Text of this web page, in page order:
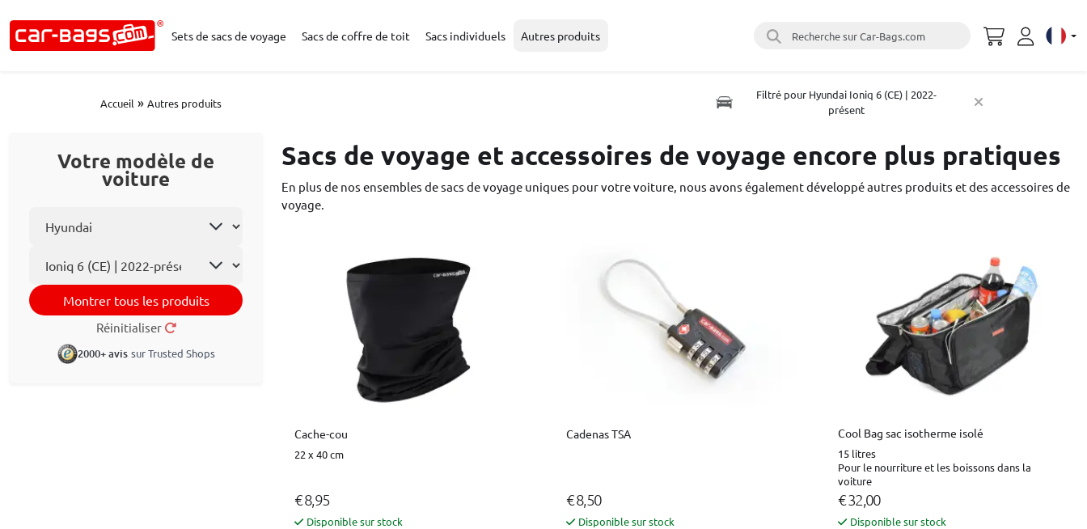
Sets de sacs de voyage Sacs de coffre de toit Sacs individuels Autres produits Recherche sur Car-Bags.com Select
Accueil » Autres produits
Filtré pour Hyundai Ioniq 6 (CE) | 2022-
présent
Votre modèle de
voiture
Montrer tous les produits
Réinitialiser
2000+ avis sur Trusted Shops
Sacs de voyage et accessoires de voyage encore plus pratiques
En plus de nos ensembles de sacs de voyage uniques pour votre voiture, nous avons également développé autres produits et des accessoires de
voyage.
Cache-cou
22 x 40 cm
€ 8,95
Disponible sur stock
Cadenas TSA
€ 8,50
Disponible sur stock
Cool Bag sac isotherme isolé
15 litres
Pour le nourriture et les boissons dans la
voiture
€ 32,00
Disponible sur stock